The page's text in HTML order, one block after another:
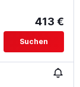
413 €
Suchen